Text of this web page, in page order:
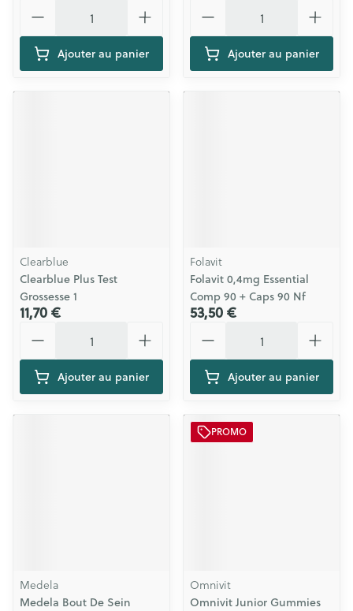
Ajouter au panier Ajouter au panier
Clearblue
Clearblue Plus Test
Grossesse 1
11,70 €
Ajouter au panier
Folavit
Folavit 0,4mg Essential
Comp 90 + Caps 90 Nf
53,50 €
Ajouter au panier
Medela
Medela Bout De Sein
PROMO
Omnivit
Omnivit Junior Gummies